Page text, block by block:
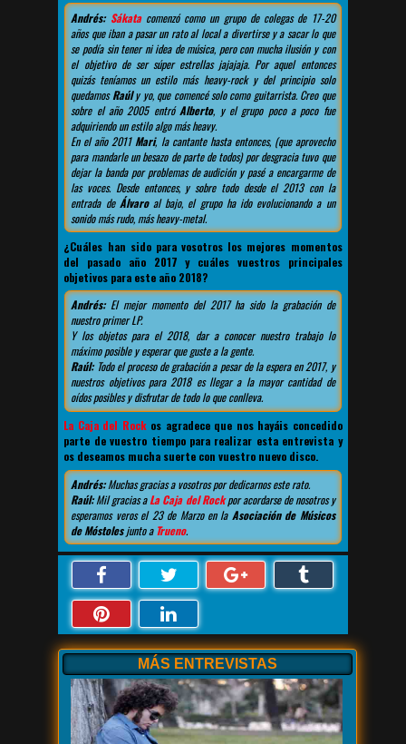
Andrés: Sákatacomenzó como un grupo de colegas de 17-20
años que iban a pasar un rato al local a divertirse y a sacar lo que
se podía sin tener ni idea de música, pero con mucha ilusión y con
el objetivo de ser súper estrellas jajajaja. Por aquel entonces
quizás teníamos un estilo más heavy-rock y del principio solo
quedamosRaúly yo, que comencé solo como guitarrista. Creo que
sobre el año 2005 entró Alberto, y el grupo poco a poco fue
adquiriendo un estilo algo más heavy.
En el año 2011 Mari, la cantante hasta entonces, (que aprovecho
para mandarle un besazo de parte de todos) por desgracia tuvo que
dejar la banda por problemas de audición y pasé a encargarme de
las voces. Desde entonces, y sobre todo desde el 2013 con la
entrada de Álvaroal bajo, el grupo ha ido evolucionando a un
sonido más rudo, más heavy-metal.
¿Cuáles han sido para vosotros los mejores momentos
del pasado año 2017 y cuáles vuestros principales
objetivos para este año 2018?
Andrés:El mejor momento del 2017 ha sido la grabación de
nuestro primer LP.
Y los objetos para el 2018, dar a conocer nuestro trabajo lo
máximo posible y esperar que guste a la gente.
Raúl:Todo el proceso de grabación a pesar de la espera en 2017, y
nuestros objetivos para 2018 es llegar a la mayor cantidad de
oídos posibles y disfrutar de todo lo que conlleva.
La Caja del Rockos agradece que nos hayáis concedido
parte de vuestro tiempo para realizar esta entrevista y
os deseamos mucha suerte con vuestro nuevo disco.
Andrés:Muchas gracias a vosotros por dedicarnos este rato.
Raúl:Mil gracias aLa Caja del Rockpor acordarse de nosotros y
esperamos veros el 23 de Marzo en la Asociación de Músicos
de Móstolesjunto a Trueno.
MÁS ENTREVISTAS